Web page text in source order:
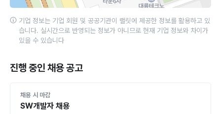
기업 정보는 기업 회원 및 공공기관이 랠릿에 제공한 정보를 활용하고 있
습니다. 실시간으로 반영되는 정보가 아니므로 현재 기업 정보와 차이가
있을 수 있습니다
진행 중인 채용 공고
채용 시 마감
SW개발자 채용